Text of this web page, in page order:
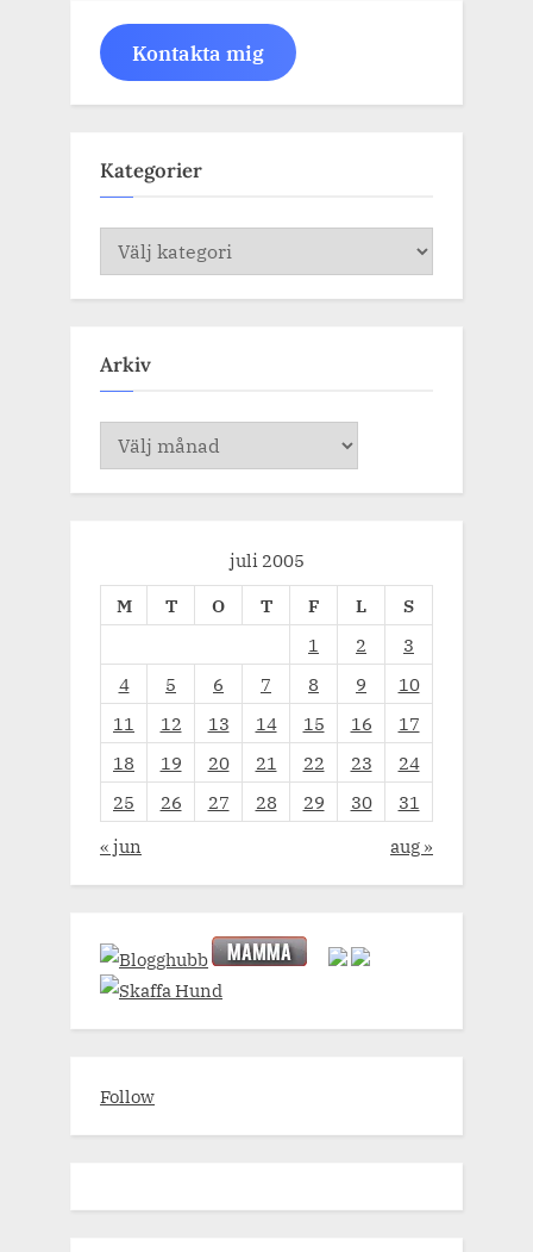
Kontakta mig
Kategorier
Kategorier
Arkiv
Arkiv
juli 2005
M
T O T F L
S
1
2
3
4
5 6 7 8 9
10
11
12 13 14 15 16
17
18
19 20 21 22 23
24
25
26 27 28 29 30
31
« jun
aug »
Follow